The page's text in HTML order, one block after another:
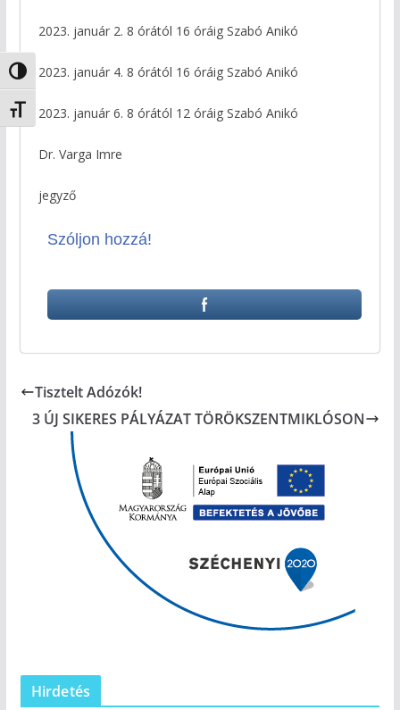
Nagy kontraszt váltása
Betűméret váltása
2023. január 2. 8 órától 16 óráig Szabó Anikó
2023. január 4. 8 órától 16 óráig Szabó Anikó
2023. január 6. 8 órától 12 óráig Szabó Anikó
Dr. Varga Imre
jegyző
Szóljon hozzá!
Tisztelt Adózók!
3 ÚJ SIKERES PÁLYÁZAT TÖRÖKSZENTMIKLÓSON
Hirdetés